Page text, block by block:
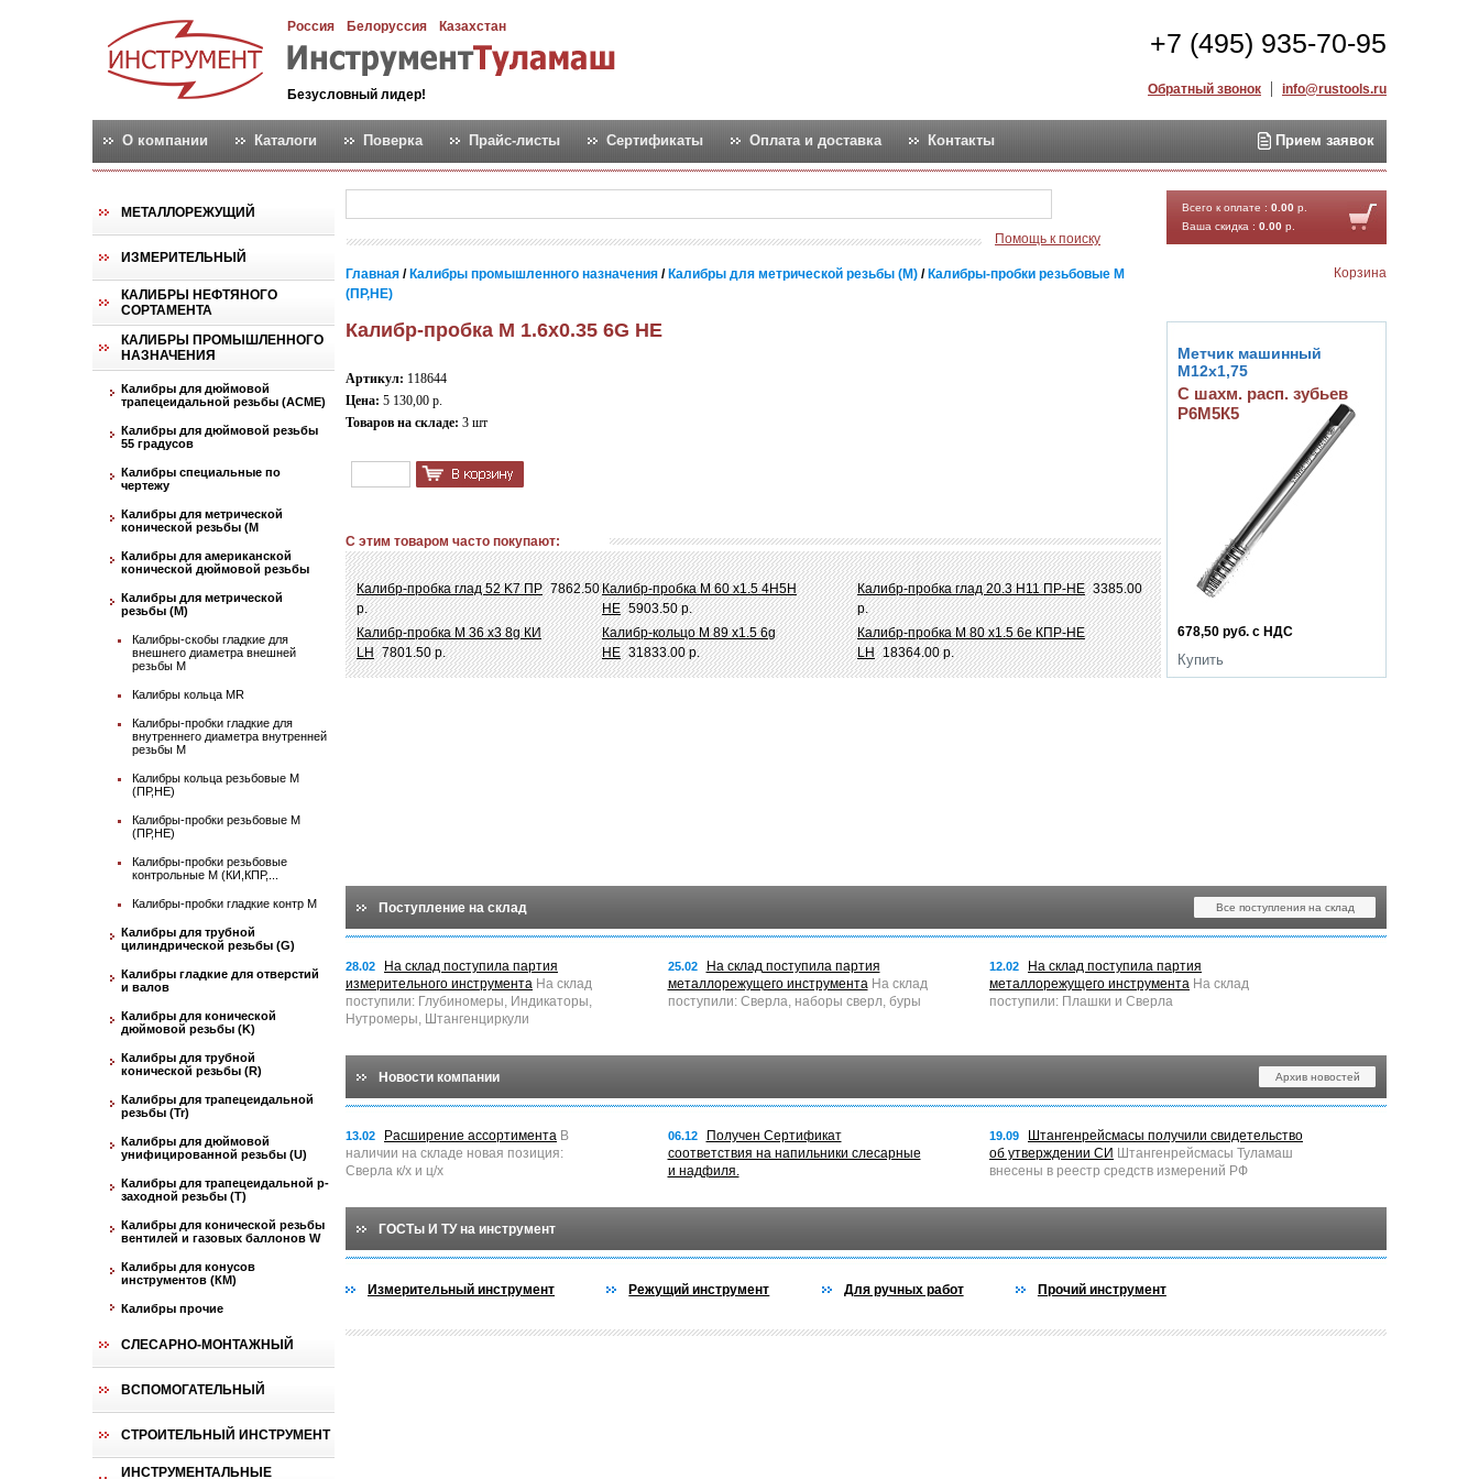
Россия Белоруссия Казахстан
Безусловный лидер!
+7 (495) 935-70-95
Обратный звонок info@rustools.ru
О компании Каталоги Поверка Прайс-листы Сертификаты Оплата и доставка Контакты Прием заявок
МЕТАЛЛОРЕЖУЩИЙ
ИЗМЕРИТЕЛЬНЫЙ
КАЛИБРЫ НЕФТЯНОГО
СОРТАМЕНТА
КАЛИБРЫ ПРОМЫШЛЕННОГО
НАЗНАЧЕНИЯ
Калибры для дюймовой
трапецеидальной резьбы (АСМЕ)
Калибры для дюймовой резьбы
55 градусов
Калибры специальные по
чертежу
Калибры для метрической
конической резьбы (М
Калибры для американской
конической дюймовой резьбы
Калибры для метрической
резьбы (М)
Калибры-скобы гладкие для
внешнего диаметра внешней
резьбы М
Калибры кольца MR
Калибры-пробки гладкие для
внутреннего диаметра внутренней
резьбы М
Калибры кольца резьбовые М
(ПР,НЕ)
Калибры-пробки резьбовые М
(ПР,НЕ)
Калибры-пробки резьбовые
контрольные М (КИ,КПР,...
Калибры-пробки гладкие контр М
Калибры для трубной
цилиндрической резьбы (G)
Калибры гладкие для отверстий
и валов
Калибры для конической
дюймовой резьбы (K)
Калибры для трубной
конической резьбы (R)
Калибры для трапецеидальной
резьбы (Tr)
Калибры для дюймовой
унифицированной резьбы (U)
Калибры для трапецеидальной p-
заходной резьбы (T)
Калибры для конической резьбы
вентилей и газовых баллонов W
Калибры для конусов
инструментов (КМ)
Калибры прочие
СЛЕСАРНО-МОНТАЖНЫЙ
ВСПОМОГАТЕЛЬНЫЙ
СТРОИТЕЛЬНЫЙ ИНСТРУМЕНТ
ИНСТРУМЕНТАЛЬНЫЕ
Помощь к поиску
Всего к оплате : 0.00 р.
Ваша скидка : 0.00 р.
Корзина
Главная / Калибры промышленного назначения / Калибры для метрической резьбы (М) / Калибры-пробки резьбовые М
(ПР,НЕ)
Калибр-пробка М 1.6х0.35 6G НЕ
Артикул: 118644
Цена: 5 130,00 р.
Товаров на складе: 3 шт
С этим товаром часто покупают:
Калибр-пробка глад 52 K7 ПР 7862.50
р.
Калибр-пробка М 60 х1.5 4Н5Н
НЕ 5903.50 р.
Калибр-пробка глад 20.3 Н11 ПР-НЕ 3385.00
р.
Калибр-пробка М 36 х3 8g КИ
LH 7801.50 р.
Калибр-кольцо М 89 х1.5 6g
НЕ 31833.00 р.
Калибр-пробка М 80 х1.5 6e КПР-НЕ
LH 18364.00 р.
678,50 руб. с НДС
Купить
Метчик машинный
М12х1,75
С шахм. расп. зубьев
Р6М5К5
Поступление на склад Все поступления на склад
28.02
На склад поступила партия
измерительного инструмента На склад
поступили: Глубиномеры, Индикаторы,
Нутромеры, Штангенциркули
25.02
На склад поступила партия
металлорежущего инструментаНа склад
поступили: Сверла, наборы сверл, буры
12.02
На склад поступила партия
металлорежущего инструмента На склад
поступили: Плашки и Сверла
Новости компании Архив новостей
13.02 Расширение ассортимента В
наличии на складе новая позиция:
Сверла к/х и ц/х
06.12
Получен Сертификат
соответствия на напильники слесарные
и надфиля.
19.09
Штангенрейсмасы получили свидетельство
об утверждении СИ Штангенрейсмасы Туламаш
внесены в реестр средств измерений РФ
ГОСТы И ТУ на инструмент
Измерительный инструмент Режущий инструмент Для ручных работ Прочий инструмент